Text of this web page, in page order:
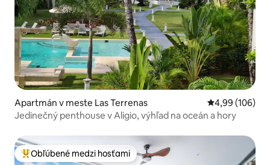
Apartmán v meste Las Terrenas Priemerné
4,99 (106)
Jedinečný penthouse v Aligio, výhľad na oceán a hory
Najobľúbenejšie medzi hosťami
Obľúbené medzi hosťami